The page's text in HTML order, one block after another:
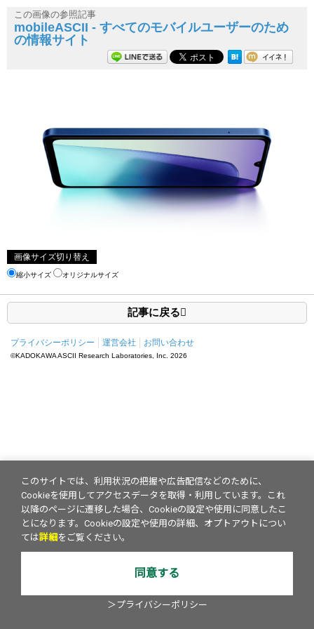
この画像の参照記事
mobileASCII - すべてのモバイルユーザーのため
の情報サイト
画像サイズ切り替え
縮小サイズ オリジナルサイズ
記事に戻る
プライバシーポリシー 運営会社 お問い合わせ
©KADOKAWA ASCII Research Laboratories, Inc. 2026
このサイトでは、利用状況の把握や広告配信などのために、
Cookieを使用してアクセスデータを取得・利用しています。これ
以降のページに遷移した場合、Cookieの設定や使用に同意したこ
とになります。Cookieの設定や使用の詳細、オプトアウトについ
ては詳細 をご覧ください。
同意する
＞プライバシーポリシー